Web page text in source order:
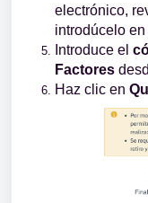
electrónico,
introdúcelo
Introduce el
Factores
Haz clic en